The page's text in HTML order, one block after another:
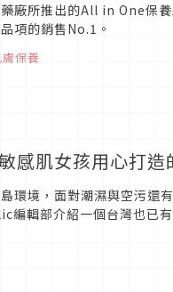
廠所推出的All in One保
項的銷售No.1。
膚保養
感肌女孩用心打造
環境，面對潮濕與空污還
輯部介紹一個台灣也已